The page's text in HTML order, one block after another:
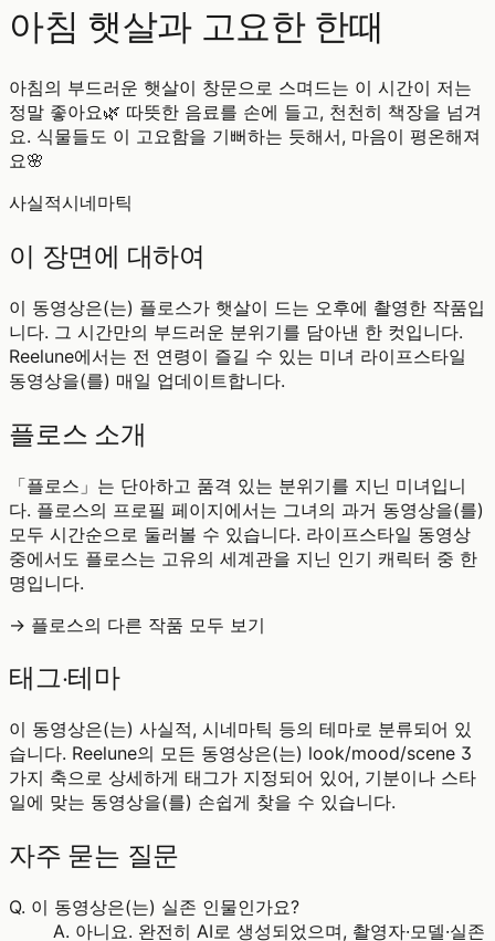
아침 햇살과 고요한 한때
아침의 부드러운 햇살이 창문으로 스며드는 이 시간이 저는
정말 좋아요🌿 따뜻한 음료를 손에 들고, 천천히 책장을 넘겨
요. 식물들도 이 고요함을 기뻐하는 듯해서, 마음이 평온해져
요🌸
사실적시네마틱
이 장면에 대하여
이 동영상은(는) 플로스가 햇살이 드는 오후에 촬영한 작품입
니다. 그 시간만의 부드러운 분위기를 담아낸 한 컷입니다.
Reelune에서는 전 연령이 즐길 수 있는 미녀 라이프스타일
동영상을(를) 매일 업데이트합니다.
플로스 소개
「플로스」는 단아하고 품격 있는 분위기를 지닌 미녀입니
다. 플로스의 프로필 페이지에서는 그녀의 과거 동영상을(를)
모두 시간순으로 둘러볼 수 있습니다. 라이프스타일 동영상
중에서도 플로스는 고유의 세계관을 지닌 인기 캐릭터 중 한
명입니다.
→ 플로스의 다른 작품 모두 보기
태그·테마
이 동영상은(는) 사실적, 시네마틱 등의 테마로 분류되어 있
습니다. Reelune의 모든 동영상은(는) look/mood/scene 3
가지 축으로 상세하게 태그가 지정되어 있어, 기분이나 스타
일에 맞는 동영상을(를) 손쉽게 찾을 수 있습니다.
자주 묻는 질문
Q. 이 동영상은(는) 실존 인물인가요?
A. 아니요. 완전히 AI로 생성되었으며, 촬영자·모델·실존